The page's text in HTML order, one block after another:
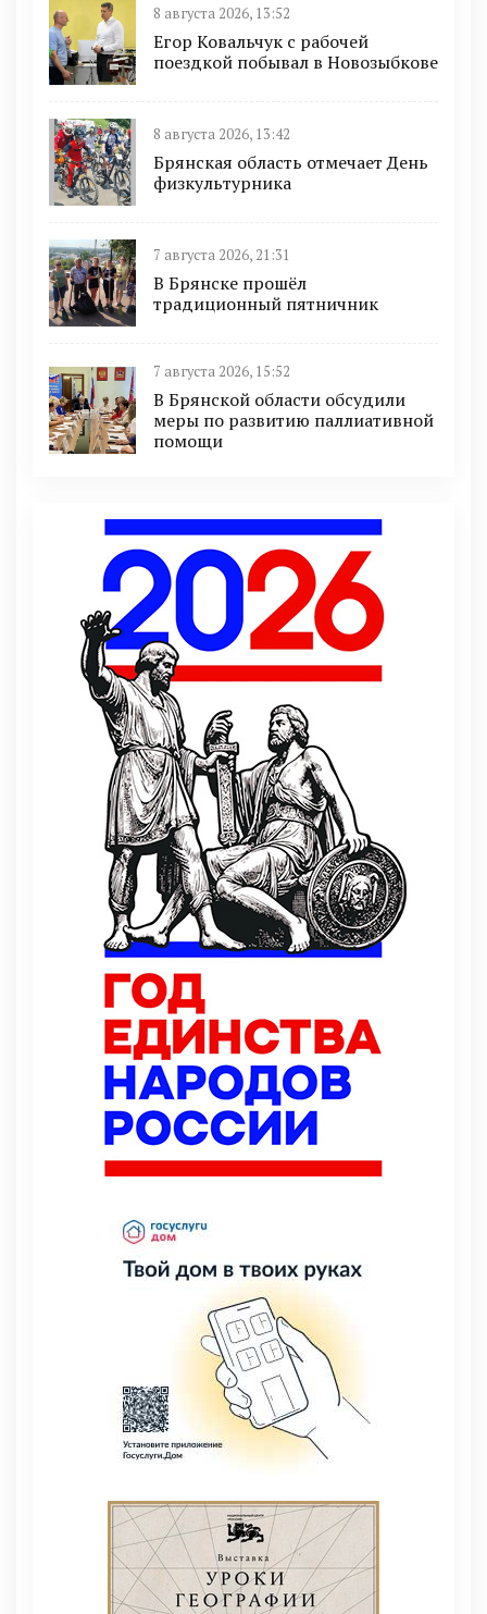
8 августа 2026, 13:52
Егор Ковальчук с рабочей
поездкой побывал в Новозыбкове
8 августа 2026, 13:42
Брянская область отмечает День
физкультурника
7 августа 2026, 21:31
В Брянске прошёл
традиционный пятничник
7 августа 2026, 15:52
В Брянской области обсудили
меры по развитию паллиативной
помощи